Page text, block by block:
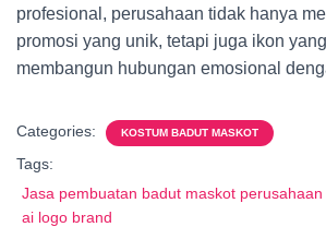
profesional, perusahaan tidak hanya
promosi yang unik, tetapi juga ikon
membangun hubungan emosional
Categories: KOSTUM BADUT MASKOT
Tags:
Jasa pembuatan badut maskot
ai logo brand